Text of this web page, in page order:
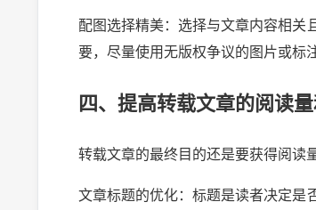
配图选择精美：选择与文章内容相关
要，尽量使用无版权争议的图片或标
四、提高转载文章的阅读
转载文章的最终目的还是要获得阅读
文章标题的优化：标题是读者决定是